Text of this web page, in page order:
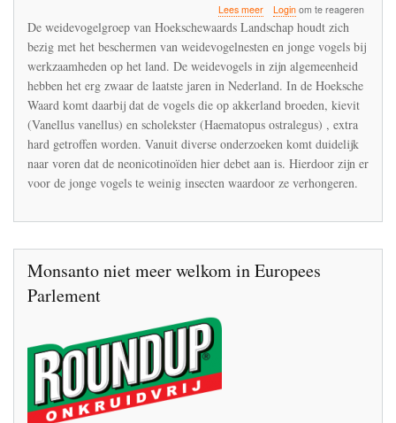
Lees meerover
Door
gebruik
neonics
zijn
kievit
scholekster
in
5
jaar
90%
gegaan
de
Hoeksche
Waard
Loginom te reageren
De weidevogelgroep van Hoekschewaards Landschap houdt zich
bezig met het beschermen van weidevogelnesten en jonge vogels bij
werkzaamheden op het land. De weidevogels in zijn algemeenheid
hebben het erg zwaar de laatste jaren in Nederland. In de Hoeksche
Waard komt daarbij dat de vogels die op akkerland broeden, kievit
(Vanellus vanellus) en scholekster (Haematopus ostralegus) , extra
hard getroffen worden. Vanuit diverse onderzoeken komt duidelijk
naar voren dat de neonicotinoïden hier debet aan is. Hierdoor zijn er
voor de jonge vogels te weinig insecten waardoor ze verhongeren.
Monsanto niet meer welkom in Europees
Parlement